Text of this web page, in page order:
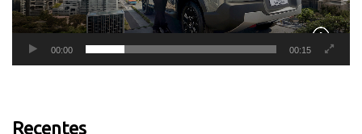
00:00 00:15
Recentes